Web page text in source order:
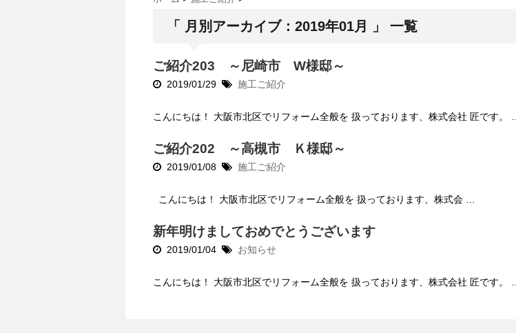
「 月別アーカイブ：2019年01月 」 一覧
ご紹介203 ～尼崎市 W様邸～
2019/01/29 施工ご紹介
こんにちは！ 大阪市北区でリフォーム全般を 扱っております、株式会社 匠です。 …
ご紹介202 ～高槻市 Ｋ様邸～
2019/01/08 施工ご紹介
こんにちは！ 大阪市北区でリフォーム全般を 扱っております、株式会 …
新年明けましておめでとうございます
2019/01/04 お知らせ
こんにちは！ 大阪市北区でリフォーム全般を 扱っております、株式会社 匠です。 …